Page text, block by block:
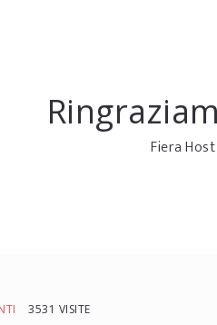
Fiera
3531 VISITE